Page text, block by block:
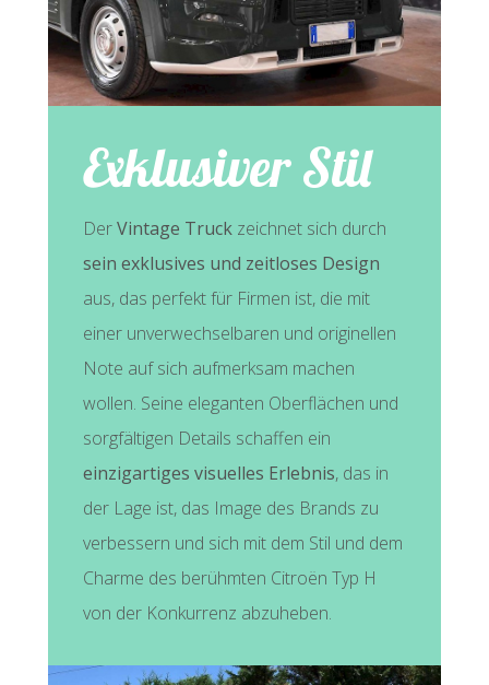
Exklusiver Stil
DerVintage Truck zeichnet sich durch
sein exklusives und zeitloses Design
aus, das perfekt für Firmen ist, die mit
einer unverwechselbaren und originellen
Note auf sich aufmerksam machen
wollen. Seine eleganten Oberflächen und
sorgfältigen Details schaffen ein
einzigartiges visuelles Erlebnis, das in
der Lage ist, das Image des Brands zu
verbessern und sich mit dem Stil und dem
Charme des berühmten Citroën Typ H
von der Konkurrenz abzuheben.